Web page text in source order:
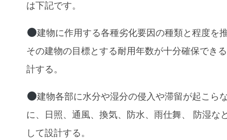
は下記です。
建物に作用する各種劣化要因の種類と程度を
その建物の目標とする耐用年数が十分確保でき
計する。
建物各部に水分や湿分の侵入や滞留が起こら
に、日照、通風、換気、防水、雨仕舞、 防湿な
して設計する。